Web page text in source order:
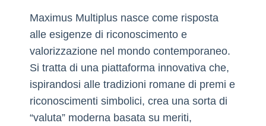
Maximus Multiplus nasce come risposta
alle esigenze di riconoscimento e
valorizzazione nel mondo contemporaneo.
Si tratta di una piattaforma innovativa che,
ispirandosi alle tradizioni romane di premi e
riconoscimenti simbolici, crea una sorta di
“valuta” moderna basata su meriti,